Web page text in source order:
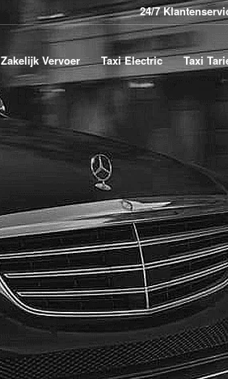
24/7
Zakelijk Vervoer Taxi Electric Taxi